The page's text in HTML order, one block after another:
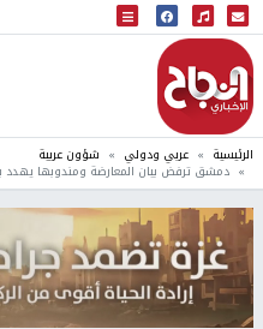
البث المباشر
إذاعة النجاح
الرئيسية عربي ودولي شؤون عربية
دمشق ترفض بيان المعارضة ومندوبها يهدد